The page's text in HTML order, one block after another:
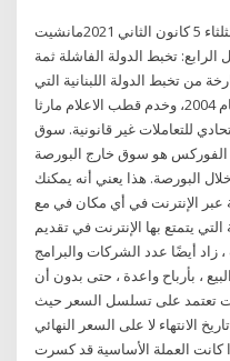
صباح الخير، إليكم أبرز مستجدات الثلثاء 5 كانون الثاني 2021مانشيت
الرابع: تخبط الدولة الفاشلة ثمة
من تخبط الدولة اللبنانية التي
استحقت بامتياز تصنيفها ضمن في عام 2004، وخدم قطب الاعلام مارثا
للتعاملات غير قانونية. سوق
الفوركس هو سوق خارج البورصة (أو otc) مما يعني أن التداول يتم
البورصة. هذا يعني أنه يمكنك
عبر الإنترنت في أي مكان في مع
يتمتع بها الإنترنت في تقديم
زاد أيضًا عدد الشركات والبرامج
، بأرباح واعدة ، حتى بدون أن
تعتمد على تسلسل السعر حيث
الانتهاء لا على السعر النهائي
كانت العملة الأساسية قد كسرت